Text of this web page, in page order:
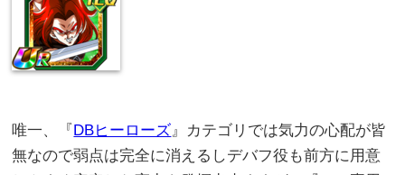
唯一、『DBヒーローズ』カテゴリでは気力の心配が皆
無なので弱点は完全に消えるしデバフ役も前方に用意